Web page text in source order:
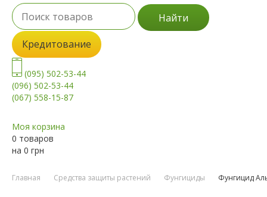
Найти
Кредитование
(095) 502-53-44
(096) 502-53-44
(067) 558-15-87
Моя корзина
0 товаров
на 0 грн
Главная Средства защиты растений Фунгициды Фунгицид